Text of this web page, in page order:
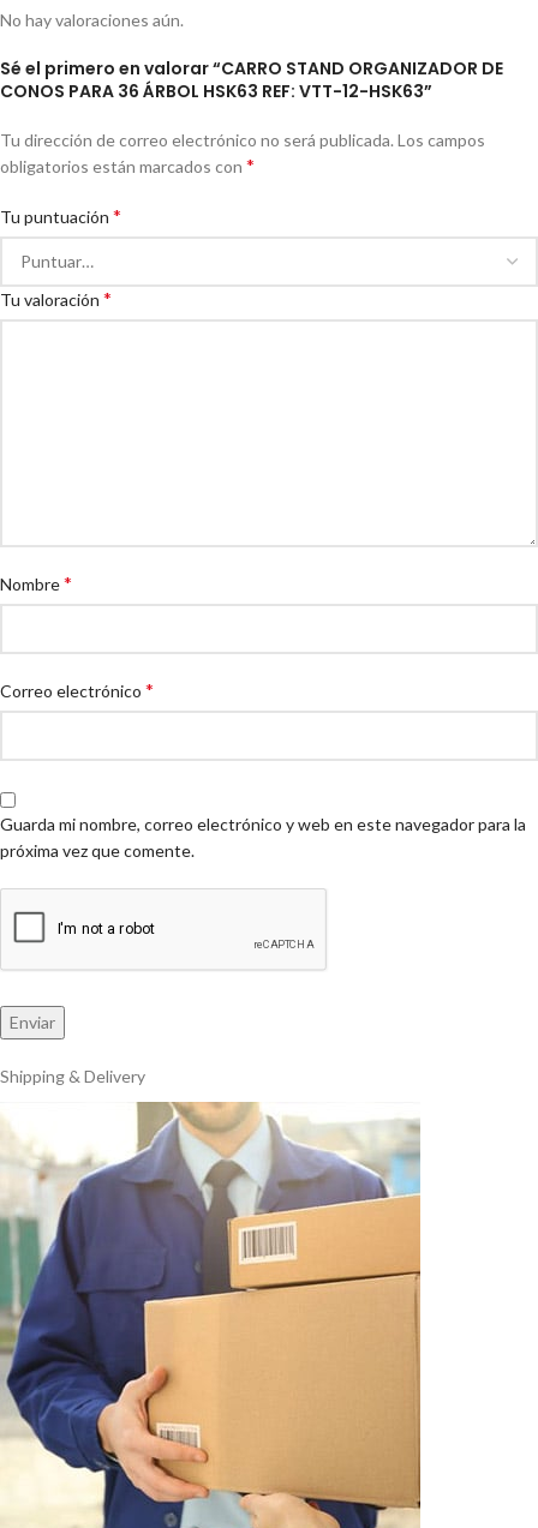
No hay valoraciones aún.
Sé el primero en valorar “CARRO STAND ORGANIZADOR DE
CONOS PARA 36 ÁRBOL HSK63 REF: VTT-12-HSK63”
Tu dirección de correo electrónico no será publicada. Los campos
obligatorios están marcados con *
Tu puntuación *
Tu valoración *
Nombre*
Correo electrónico *
Guarda mi nombre, correo electrónico y web en este navegador para la
próxima vez que comente.
Shipping & Delivery